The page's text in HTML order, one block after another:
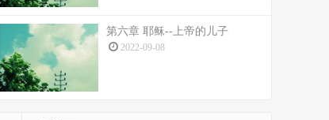
第六章 耶稣--上帝的儿子
2022-09-08